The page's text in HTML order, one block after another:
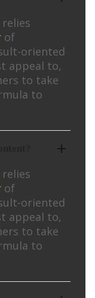
of
oriented
appeal to,
to take
to
of
oriented
appeal to,
to take
to